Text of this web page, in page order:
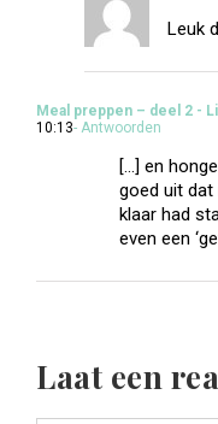
Leuk
Meal preppen – deel 2 -
10:13- Antwoorden
[…] en
goed uit dat
klaar had
even een
Laat een